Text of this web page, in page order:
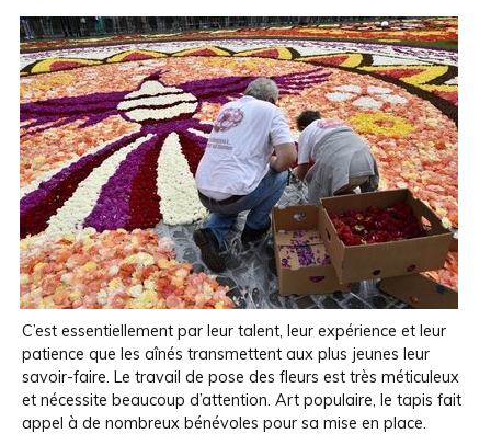
C’est essentiellement par leur talent, leur expérience et leur
patience que les aînés transmettent aux plus jeunes leur
savoir-faire. Le travail de pose des fleurs est très méticuleux
et nécessite beaucoup d’attention. Art populaire, le tapis fait
appel à de nombreux bénévoles pour sa mise en place.